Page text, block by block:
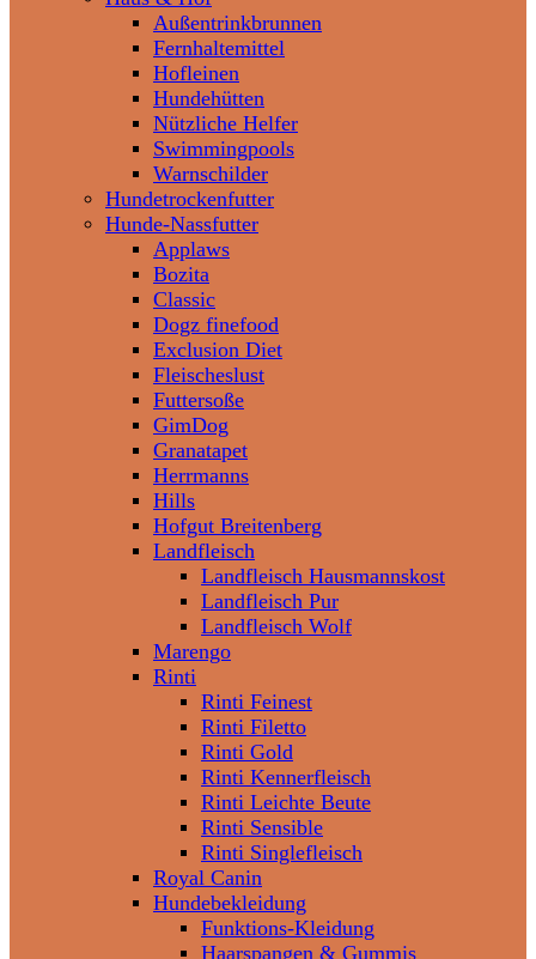
Außentrinkbrunnen
Fernhaltemittel
Hofleinen
Hundehütten
Nützliche Helfer
Swimmingpools
Warnschilder
Hundetrockenfutter
Hunde-Nassfutter
Applaws
Bozita
Classic
Dogz finefood
Exclusion Diet
Fleischeslust
Futtersoße
GimDog
Granatapet
Herrmanns
Hills
Hofgut Breitenberg
Landfleisch
Landfleisch Hausmannskost
Landfleisch Pur
Landfleisch Wolf
Marengo
Rinti
Rinti Feinest
Rinti Filetto
Rinti Gold
Rinti Kennerfleisch
Rinti Leichte Beute
Rinti Sensible
Rinti Singlefleisch
Royal Canin
Hundebekleidung
Funktions-Kleidung
Haarspangen & Gummis